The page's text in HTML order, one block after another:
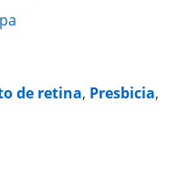
de retina, Presbicia,